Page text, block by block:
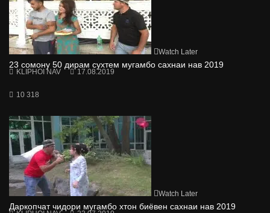
Watch Later
23 сомону 50 дирам сухтем мугамбо сахнаи нав 2019
KLIPHOI NAV 17.08.2019
10 318
Watch Later
Даркопчат чидори мугамбо хтон биёвен сахнаи нав 2019